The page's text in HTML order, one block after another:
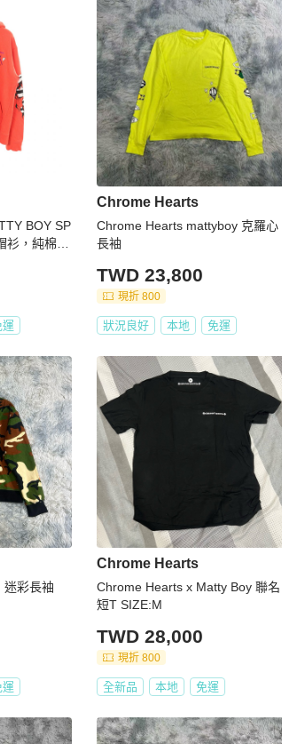
BOY SP
，純棉紅
運
Chrome Hearts
Chrome Hearts mattyboy 克羅心
長袖
TWD 23,800
現折 800
狀況良好 本地 免運
迷彩長袖
運
Chrome Hearts
Chrome Hearts x Matty Boy 聯名
短T SIZE:M
TWD 28,000
現折 800
全新品 本地 免運